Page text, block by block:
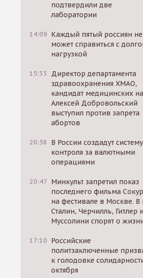
подтвердили две
лаборатории
14:09 Каждый пятый россиян не
может справиться с
нагрузкой
15:33
Директор департамента
здравоохранения ХМАО,
кандидат медицинских
Алексей Добровольский
выступил против запрета
абортов
20:58
В России создадут систему
контроля за валютными
операциями
20:47 Минкульт запретил показ
последнего фильма
на фестивале в Москве. В
Сталин, Черчилль, Гитлер и
Муссолини спорят о
17:10 Российские
политзаключенные
к голодовке
октября